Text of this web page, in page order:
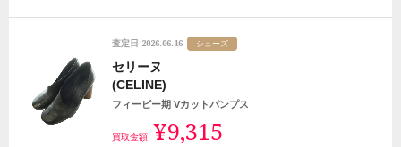
査定日 2026.06.16 シューズ
セリーヌ
(CELINE)
フィービー期 Vカットパンプス
買取金額 ¥9,315